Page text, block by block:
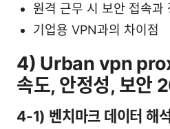
원격 근무 시 보안 접속과
기업용 VPN과의 차이점
4) Urban vpn
속도, 안정성, 보안
4-1) 벤치마크 데이터 해